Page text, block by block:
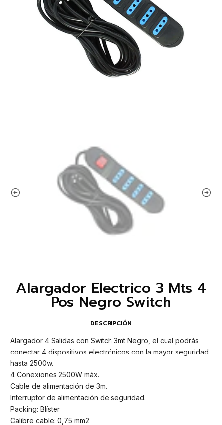
Alargador Electrico 3 Mts 4
Pos Negro Switch
DESCRIPCIÓN
Alargador 4 Salidas con Switch 3mt Negro, el cual podrás
conectar 4 dispositivos electrónicos con la mayor seguridad
hasta 2500w.
4 Conexiones 2500W máx.
Cable de alimentación de 3m.
Interruptor de alimentación de seguridad.
Packing: Blíster
Calibre cable: 0,75 mm2